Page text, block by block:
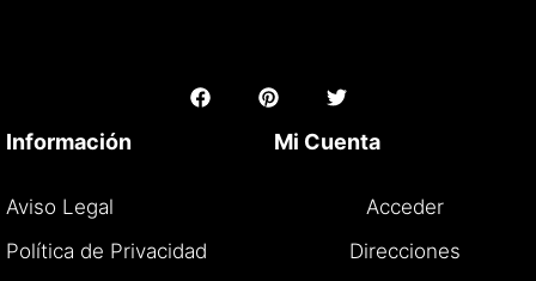
Información
Aviso Legal
Política de Privacidad
Mi Cuenta
Acceder
Direcciones